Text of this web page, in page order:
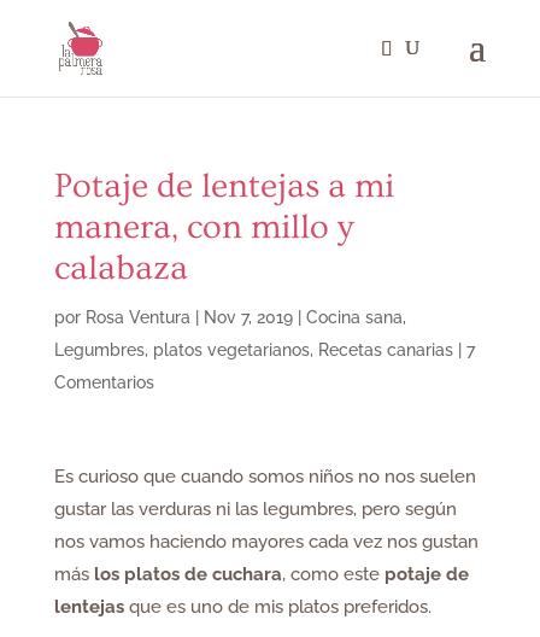
Potaje de lentejas a mi
manera, con millo y
calabaza
por Rosa Ventura Nov 7, 2019| Cocina sana,
Legumbres, platos vegetarianos, Recetas canarias| 7
Comentarios
Es curioso que cuando somos niños no nos suelen
gustar las verduras ni las legumbres, pero según
nos vamos haciendo mayores cada vez nos gustan
más los platos de cuchara, como este potaje de
lentejasque es uno de mis platos preferidos.